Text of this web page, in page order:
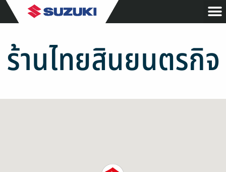
ร้านไทยสินยนตรกิจ